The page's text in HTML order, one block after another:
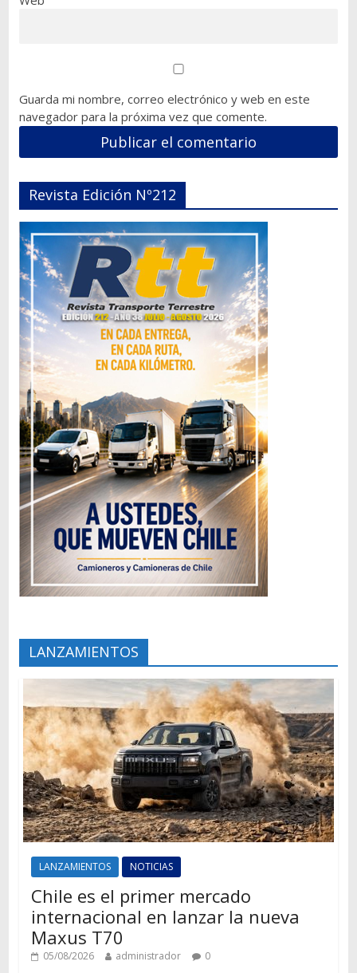
Guarda mi nombre, correo electrónico y web en este
navegador para la próxima vez que comente.
Revista Edición Nº212
LANZAMIENTOS
LANZAMIENTOS NOTICIAS
Chile es el primer mercado
internacional en lanzar la nueva
Maxus T70
05/08/2026 administrador 0